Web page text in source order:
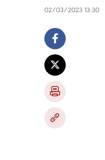
02/03/2023 13:30